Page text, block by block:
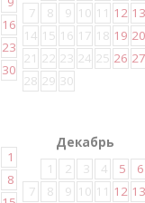
16
23
30
7
8 9 10 11 12 13
14 15 16 17 18 19 20
21 22 23 24 25 26 27
28 29 30
1
8
Декабрь
1
2 3 4 5
6
7
8 9 10 11 12 13